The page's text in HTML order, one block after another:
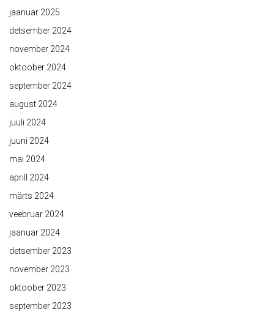
jaanuar 2025
detsember 2024
november 2024
oktoober 2024
september 2024
august 2024
juuli 2024
juuni 2024
mai 2024
aprill 2024
märts 2024
veebruar 2024
jaanuar 2024
detsember 2023
november 2023
oktoober 2023
september 2023